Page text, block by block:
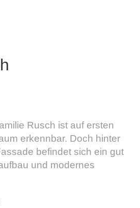
Rusch ist auf ersten
erkennbar. Doch hinter
befindet sich ein gut
und modernes